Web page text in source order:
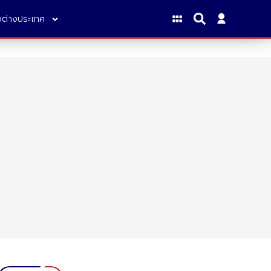
ต่างประเทศ